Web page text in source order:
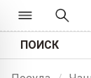
ПОИСК